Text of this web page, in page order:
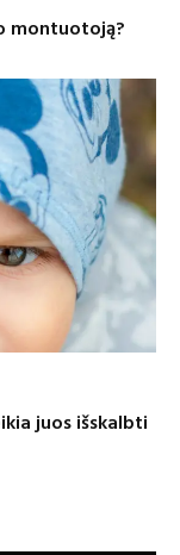
montuotoją?
juos išskalbti